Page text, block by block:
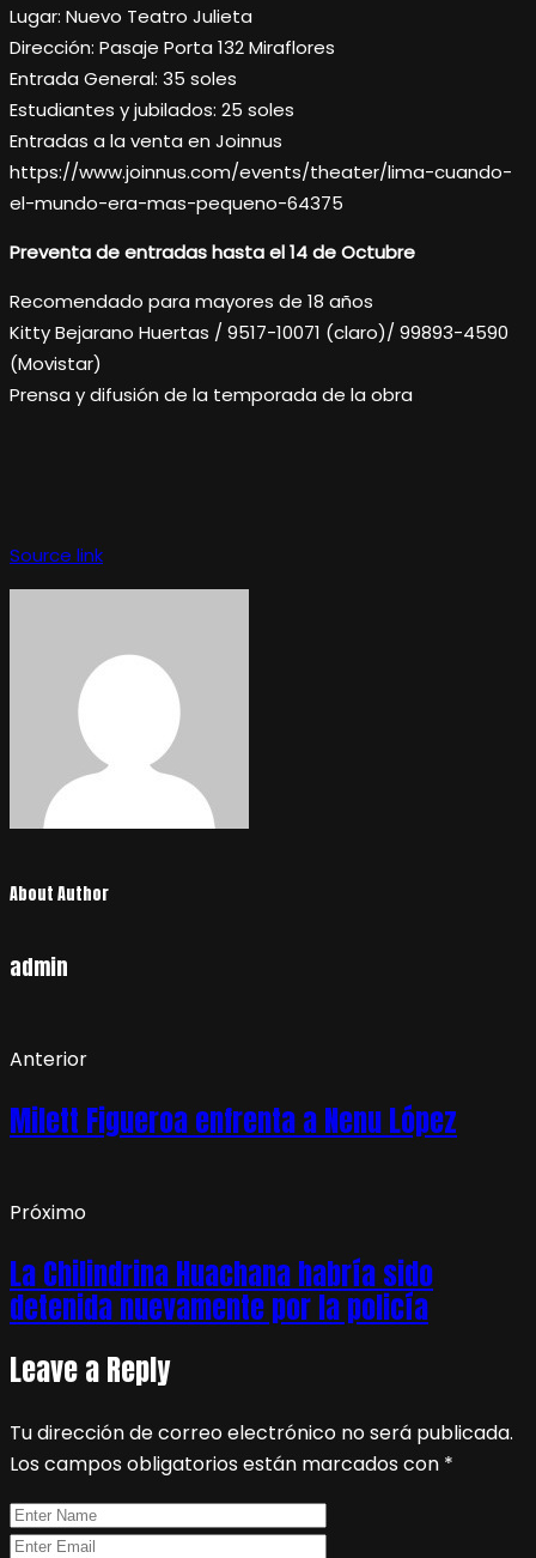
Lugar: Nuevo Teatro Julieta
Dirección: Pasaje Porta 132 Miraflores
Entrada General: 35 soles
Estudiantes y jubilados: 25 soles
Entradas a la venta en Joinnus
https://www.joinnus.com/events/theater/lima-cuando-
el-mundo-era-mas-pequeno-64375
Preventa de entradas hasta el 14 de Octubre
Recomendado para mayores de 18 años
Kitty Bejarano Huertas / 9517-10071 (claro)/ 99893-4590
(Movistar)
Prensa y difusión de la temporada de la obra
de
entradas
Source link
About Author
admin
Anterior
Milett Figueroa enfrenta a Nenu López
Próximo
La Chilindrina Huachana habría sido
detenida nuevamente por la policía
Leave a Reply
Tu dirección de correo electrónico no será publicada.
Los campos obligatorios están marcados con *